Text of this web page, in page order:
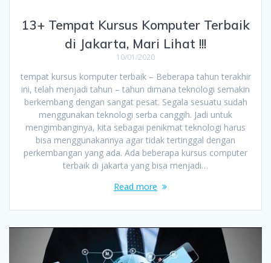
13+ Tempat Kursus Komputer Terbaik
di Jakarta, Mari Lihat !!!
10/01/2020
tempat kursus komputer terbaik – Beberapa tahun terakhir
ini, telah menjadi tahun – tahun dimana teknologi semakin
berkembang dengan sangat pesat. Segala sesuatu sudah
menggunakan teknologi serba canggih. Jadi untuk
mengimbanginya, kita sebagai penikmat teknologi harus
bisa menggunakannya agar tidak tertinggal dengan
perkembangan yang ada. Ada beberapa kursus computer
terbaik di jakarta yang bisa menjadi…
Read more